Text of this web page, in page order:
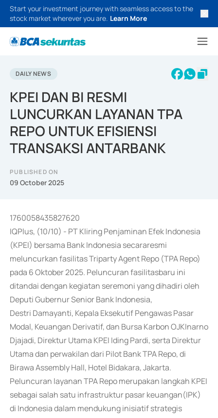
Start your investment journey with seamless access to the
stock market wherever you are. Learn More
DAILY NEWS
KPEI DAN BI RESMI
LUNCURKAN LAYANAN TPA
REPO UNTUK EFISIENSI
TRANSAKSI ANTARBANK
PUBLISHED ON
09 October 2025
1760058435827620
IQPlus, (10/10) - PT Kliring Penjaminan Efek Indonesia
(KPEI) bersama Bank Indonesia secararesmi
meluncurkan fasilitas Triparty Agent Repo (TPA Repo)
pada 6 Oktober 2025. Peluncuran fasilitasbaru ini
ditandai dengan kegiatan seremoni yang dihadiri oleh
Deputi Gubernur Senior Bank Indonesia,
Destri Damayanti, Kepala Eksekutif Pengawas Pasar
Modal, Keuangan Derivatif, dan Bursa Karbon OJKInarno
Djajadi, Direktur Utama KPEI Iding Pardi, serta Direktur
Utama dan perwakilan dari Pilot Bank TPA Repo, di
Birawa Assembly Hall, Hotel Bidakara, Jakarta.
Peluncuran layanan TPA Repo merupakan langkah KPEI
sebagai salah satu infrastruktur pasar keuangan(IPK)
di Indonesia dalam mendukung inisiatif strategis